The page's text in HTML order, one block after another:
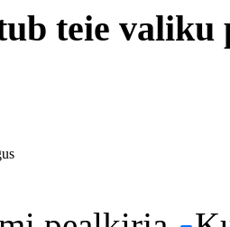
teie valiku